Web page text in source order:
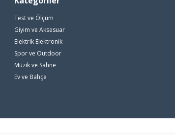
Test ve Ölçüm
Giyim ve Aksesuar
Elektrik Elektronik
Spor ve Outdoor
Müzik ve Sahne
Ev ve Bahçe